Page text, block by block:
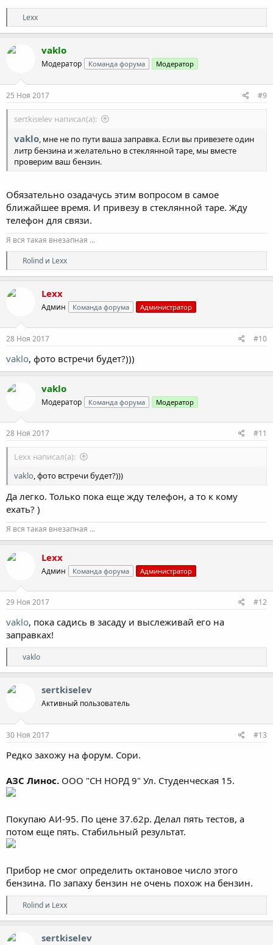
Р
е
а
:
Lexx
vaklo
Модератор Команда форума Модератор
25 Ноя 2017 #9
sertkiselev написал(а):
vaklo , мне не по пути ваша заправка. Если вы привезете один
литр бензина и желательно в стеклянной таре, мы вместе
проверим ваш бензин.
Обязательно озадачусь этим вопросом в самое
ближайшее время. И привезу в стеклянной таре. Жду
телефон для связи.
Я вся такая внезапная ...
Р
е
а
:
Rolind и Lexx
Lexx
Админ Команда форума Администратор
28 Ноя 2017 #10
vaklo, фото встречи будет?)))
vaklo
Модератор Команда форума Модератор
28 Ноя 2017 #11
Lexx написал(а):
vaklo, фото встречи будет?)))
Да легко. Только пока еще жду телефон, а то к кому
ехать? )
Я вся такая внезапная ...
Lexx
Админ Команда форума Администратор
29 Ноя 2017 #12
vaklo, пока садись в засаду и выслеживай его на
заправках!
Р
е
а
:
vaklo
sertkiselev
Активный пользователь
30 Ноя 2017 #13
Редко захожу на форум. Сори.
АЗС Линос. ООО "СН НОРД 9" Ул. Студенческая 15.
Покупаю АИ-95. По цене 37.62р. Делал пять тестов, а
потом еще пять. Стабильный результат.
Прибор не смог определить октановое число этого
бензина. По запаху бензин не очень похож на бензин.
Р
е
а
Rolind и Lexx
sertkiselev